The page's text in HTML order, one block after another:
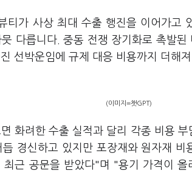
티가 사상 최대 수출 행진을 이어가고
다릅니다. 중동 전쟁 장기화로 촉발
선박운임에 규제 대응 비용까지 더해
(이미지=챗GPT)
화려한 수출 실적과 달리 각종 비용
경신하고 있지만 포장재와 원자재 비
최근 공문을 받았다"며 "용기 가격이